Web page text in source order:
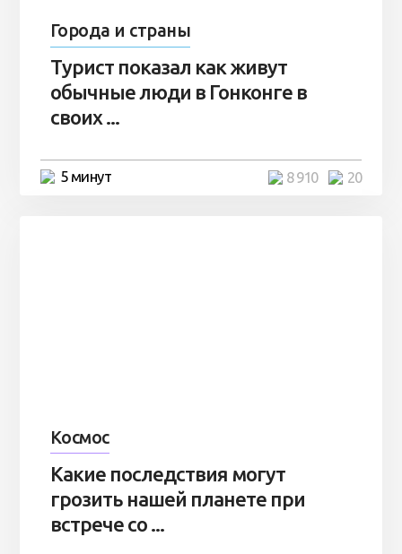
Города и страны
Турист показал как живут
обычные люди в Гонконге в
своих ...
5 минут 20
8 910
Космос
Какие последствия могут
грозить нашей планете при
встрече со ...